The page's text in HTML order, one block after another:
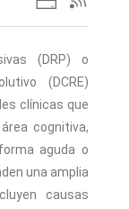
(DRP) o
(DCRE)
clínicas que
cognitiva,
aguda o
una amplia
causas